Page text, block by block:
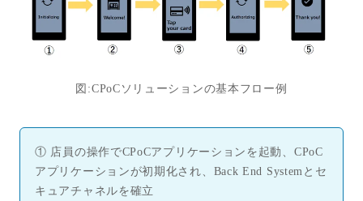
図 :CPoC ソリューションの基本フロー例
① 店員の操作でCPoCアプリケーションを起動、 CPoC
アプリケーションが初期化され、 Back End System とセ
キュアチャネルを確立